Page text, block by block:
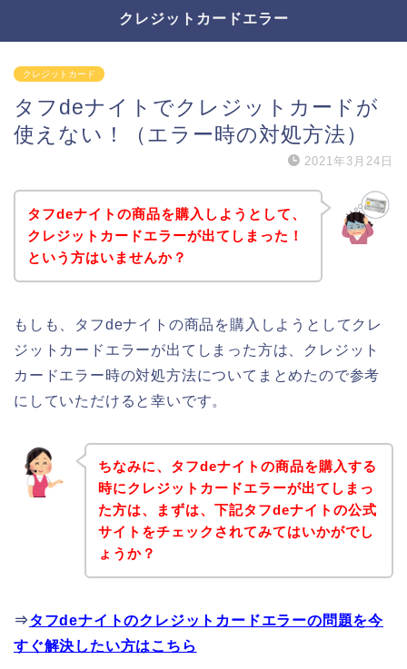
クレジットカードエラー
クレジットカード
タフdeナイトでクレジットカードが
使えない！（エラー時の対処方法）
2021年3月24日
タフdeナイトの商品を購入しようとして、
クレジットカードエラーが出てしまった！
という方はいませんか？
もしも、タフdeナイトの商品を購入しようとしてクレ
ジットカードエラーが出てしまった方は、クレジット
カードエラー時の対処方法についてまとめたので参考
にしていただけると幸いです。
ちなみに、タフdeナイトの商品を購入する
時にクレジットカードエラーが出てしまっ
た方は、まずは、下記タフdeナイトの公式
サイトをチェックされてみてはいかがでし
ょうか？
⇒タフdeナイトのクレジットカードエラーの問題を今
すぐ解決したい方はこちら